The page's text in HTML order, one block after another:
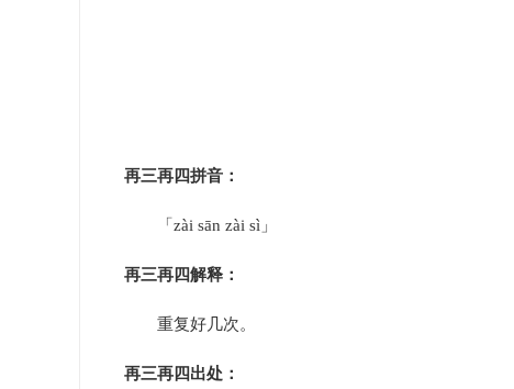
再三再四拼音：
「zài sān zài sì」
再三再四解释：
重复好几次。
再三再四出处：